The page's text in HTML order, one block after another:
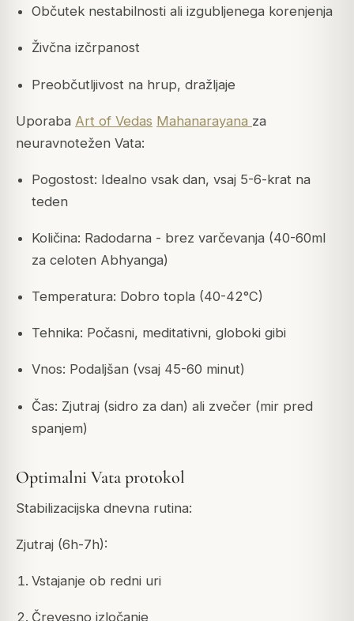
Občutek nestabilnosti ali izgubljenega korenjenja
Živčna izčrpanost
Preobčutljivost na hrup, dražljaje
Uporaba Art of Vedas Mahanarayana za
neuravnotežen Vata:
Pogostost: Idealno vsak dan, vsaj 5-6-krat na
teden
Količina: Radodarna - brez varčevanja (40-60ml
za celoten Abhyanga)
Temperatura: Dobro topla (40-42°C)
Tehnika: Počasni, meditativni, globoki gibi
Vnos: Podaljšan (vsaj 45-60 minut)
Čas: Zjutraj (sidro za dan) ali zvečer (mir pred
spanjem)
Optimalni Vata protokol
Stabilizacijska dnevna rutina:
Zjutraj (6h-7h):
Vstajanje ob redni uri
Črevesno izločanje